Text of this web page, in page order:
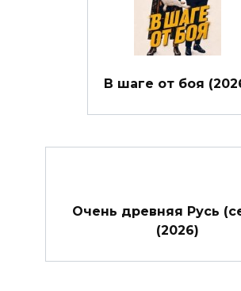
В шаге от боя
Очень древняя Русь
(2026)